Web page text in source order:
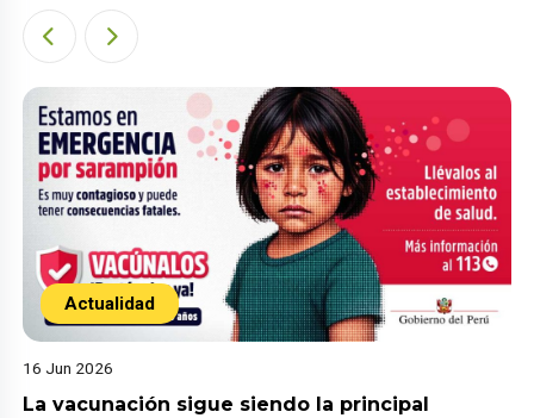
Actualidad
16 Jun 2026
La vacunación sigue siendo la principal